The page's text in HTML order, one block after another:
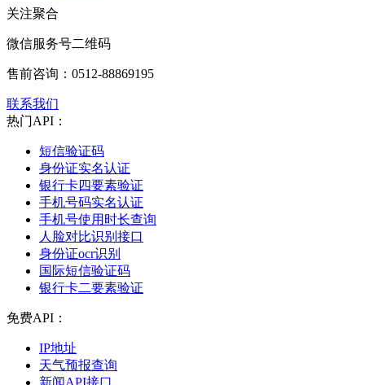
关注聚合
微信服务号二维码
售前咨询： 0512-88869195
联系我们
热门API：
短信验证码
身份证实名认证
银行卡四要素验证
手机号码实名认证
手机号使用时长查询
人脸对比识别接口
身份证ocr识别
国际短信验证码
银行卡二要素验证
免费API：
IP地址
天气预报查询
新闻API接口